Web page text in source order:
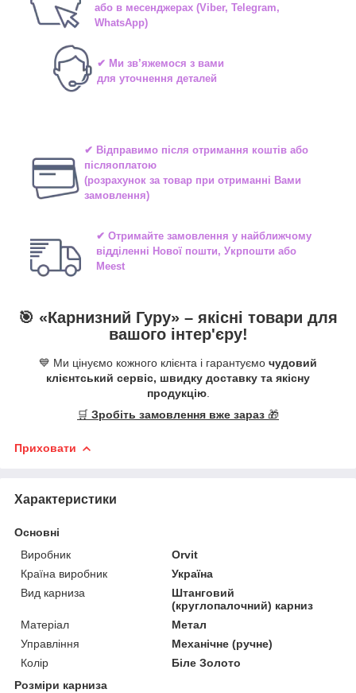
або в месенджерах(Viber, Telegram,
WhatsApp)
✔ Ми зв’яжемося з вами
для уточнення деталей
✔ Відправимо після отримання коштів або
післяоплатою
(розрахунок за товар при отриманні Вами
замовлення)
✔ Отримайте замовлення у найближчому
відділенні Нової пошти, Укрпошти або
Meest
🎯 «Карнизний Гуру» – якісні товари для
вашого інтер'єру!
💙 Ми цінуємо кожного клієнта і гарантуємо чудовий
клієнтський сервіс, швидку доставку та якісну
продукцію.
🛒 Зробіть замовлення вже зараз 🎁
Приховати
Характеристики
Основні
Виробник
Orvit
Країна виробник
Україна
Вид карниза
Штанговий
(круглопалочний) карниз
Матеріал
Метал
Управління
Механічне (ручне)
Колір
Біле Золото
Розміри карниза